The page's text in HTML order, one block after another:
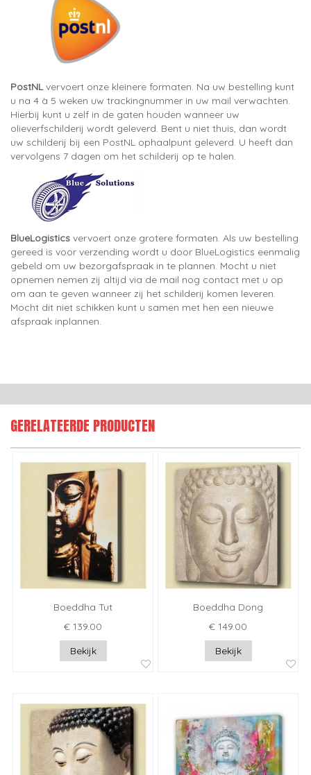
PostNLvervoert onze kleinere formaten. Na uw bestelling kunt
u na 4 à 5 weken uw trackingnummer in uw mail verwachten.
Hierbij kunt u zelf in de gaten houden wanneer uw
olieverfschilderij wordt geleverd. Bent u niet thuis, dan wordt
uw schilderij bij een PostNL ophaalpunt geleverd. U heeft dan
vervolgens 7 dagen om het schilderij op te halen.
BlueLogistics vervoert onze grotere formaten. Als uw bestelling
gereed is voor verzending wordt u door BlueLogistics eenmalig
gebeld om uw bezorgafspraak in te plannen. Mocht u niet
opnemen nemen zij altijd via de mail nog contact met u op
om aan te geven wanneer zij het schilderij komen leveren.
Mocht dit niet schikken kunt u samen met hen een nieuwe
afspraak inplannen.
GERELATEERDE PRODUCTEN
Boeddha Tut
€ 139.00
Bekijk
Boeddha Dong
€ 149.00
Bekijk